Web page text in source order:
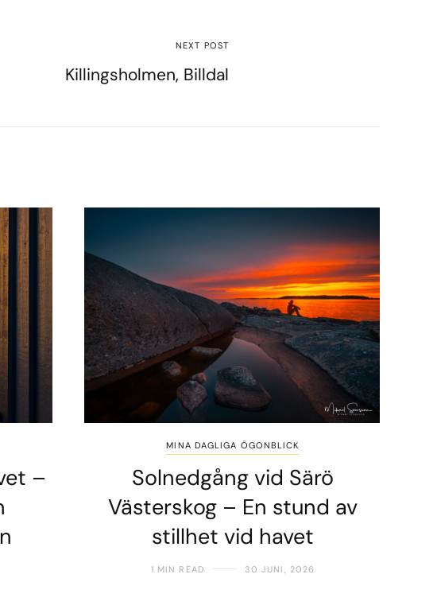
NEXT POST
Killingsholmen, Billdal
–
MINA DAGLIGA ÖGONBLICK
Solnedgång vid Särö
Västerskog – En stund av
stillhet vid havet
1 MIN READ 30 JUNI, 2026